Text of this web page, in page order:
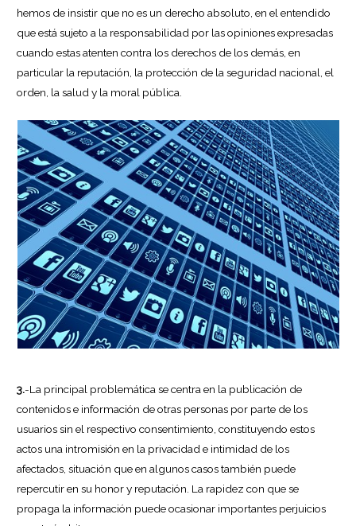
hemos de insistir que no es un derecho absoluto, en el entendido
que está sujeto a la responsabilidad por las opiniones expresadas
cuando estas atenten contra los derechos de los demás, en
particular la reputación, la protección de la seguridad nacional, el
orden, la salud y la moral pública.
3.-La principal problemática se centra en la publicación de
contenidos e información de otras personas por parte de los
usuarios sin el respectivo consentimiento, constituyendo estos
actos una intromisión en la privacidad e intimidad de los
afectados, situación que en algunos casos también puede
repercutir en su honor y reputación. La rapidez con que se
propaga la información puede ocasionar importantes perjuicios